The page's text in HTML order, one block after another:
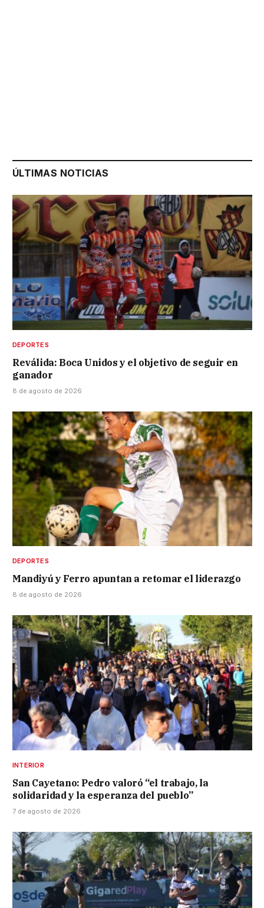
ÚLTIMAS NOTICIAS
DEPORTES
Reválida: Boca Unidos y el objetivo de seguir en
ganador
8 de agosto de 2026
DEPORTES
Mandiyú y Ferro apuntan a retomar el liderazgo
8 de agosto de 2026
INTERIOR
San Cayetano: Pedro valoró “el trabajo, la
solidaridad y la esperanza del pueblo”
7 de agosto de 2026